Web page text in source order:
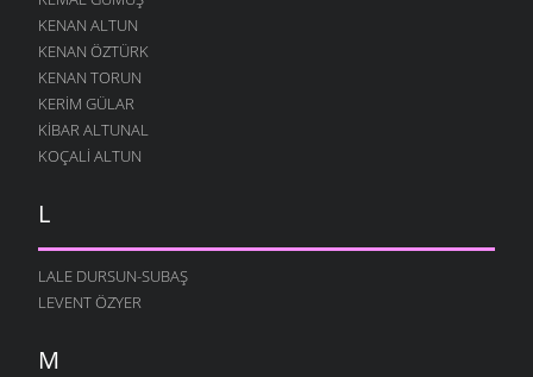
KENAN ALTUN
KENAN ÖZTÜRK
KENAN TORUN
KERIM GÜLAR
KIBAR ALTUNAL
KOÇALI ALTUN
L
LALE DURSUN-SUBAŞ
LEVENT ÖZYER
M